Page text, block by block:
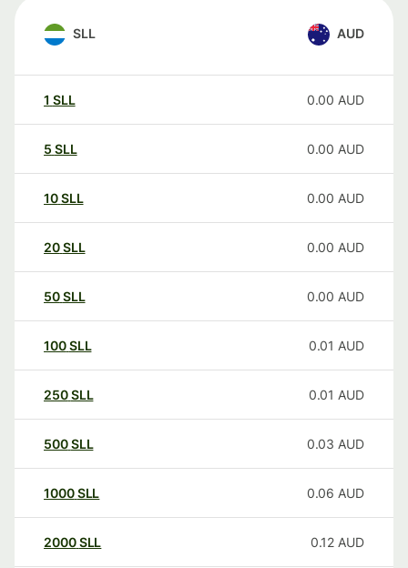
SLL AUD
1 SLL 0.00 AUD
5 SLL 0.00 AUD
10SLL 0.00 AUD
20SLL 0.00 AUD
50SLL 0.00 AUD
100SLL 0.01 AUD
250SLL 0.01 AUD
500SLL 0.03 AUD
1000SLL 0.06 AUD
2000SLL 0.12 AUD